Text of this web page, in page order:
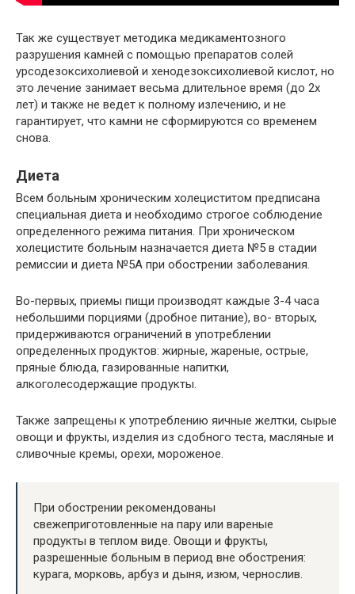
Так же существует методика медикаментозного
разрушения камней с помощью препаратов солей
урсодезоксихолиевой и хенодезоксихолиевой кислот, но
это лечение занимает весьма длительное время (до 2х
лет) и также не ведет к полному излечению, и не
гарантирует, что камни не сформируются со временем
снова.
Диета
Всем больным хроническим холециститом предписана
специальная диета и необходимо строгое соблюдение
определенного режима питания. При хроническом
холецистите больным назначается диета №5 в стадии
ремиссии и диета №5А при обострении заболевания.
Во-первых, приемы пищи производят каждые 3-4 часа
небольшими порциями (дробное питание), во- вторых,
придерживаются ограничений в употреблении
определенных продуктов: жирные, жареные, острые,
пряные блюда, газированные напитки,
алкоголесодержащие продукты.
Также запрещены к употреблению яичные желтки, сырые
овощи и фрукты, изделия из сдобного теста, масляные и
сливочные кремы, орехи, мороженое.
При обострении рекомендованы
свежеприготовленные на пару или вареные
продукты в теплом виде. Овощи и фрукты,
разрешенные больным в период вне обострения:
курага, морковь, арбуз и дыня, изюм, чернослив.